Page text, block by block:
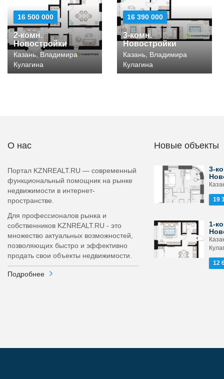
16 500 000
2-комн.
Новостройки
Казань, Владимира
Кулагина
16 390 000
3-комн.
Новостройки
Казань, Владимира
Кулагина
О нас
Портал KZNREALT.RU — современный
функциональный помощник на рынке
недвижимости в интернет-
пространстве.
Для профессионалов рынка и
собственников KZNREALT.RU - это
множество актуальных возможностей,
позволяющих быстро и эффективно
продать свои объекты недвижимости.
Подробнее
Новые объекты
3-
19
1-
12